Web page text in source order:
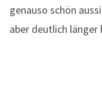
genauso schön
aber deutlich länger